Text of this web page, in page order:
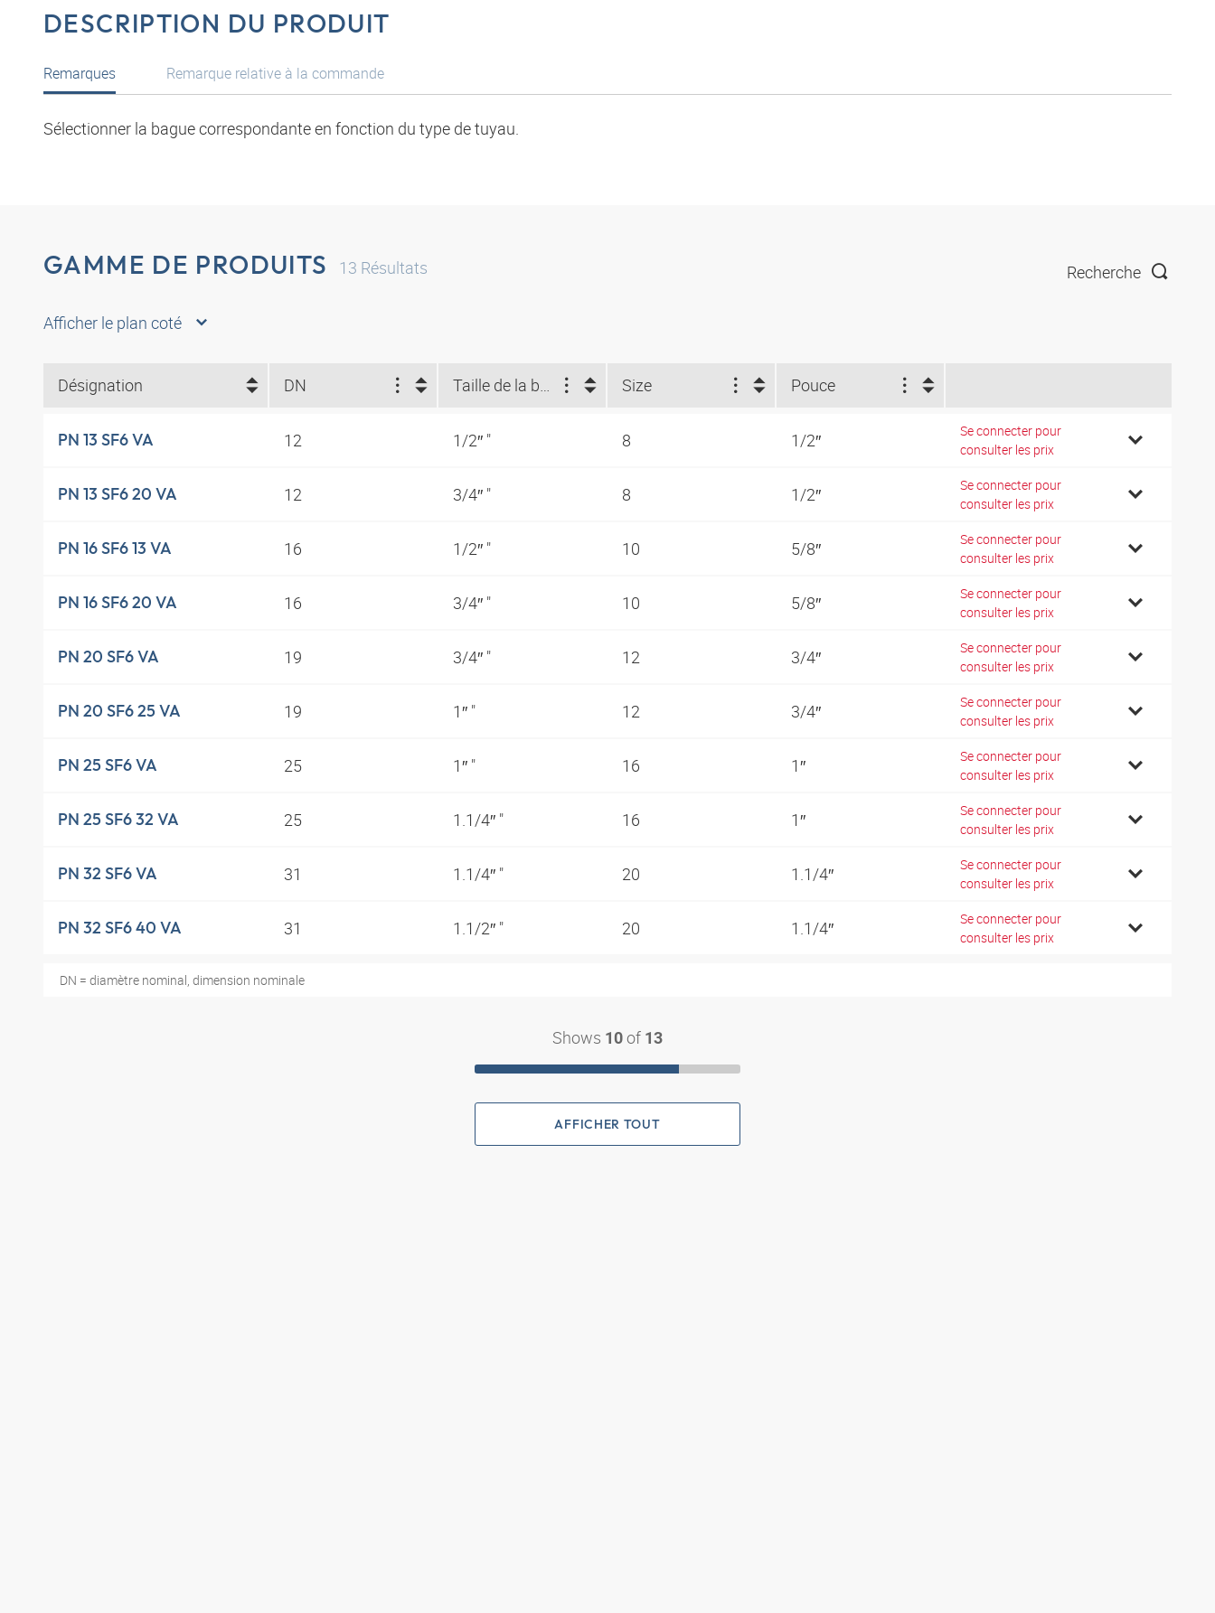
DESCRIPTION DU PRODUIT
Remarques
Sélectionner la bague correspondante en fonction du type de tuyau.
Remarque relative à la commande
GAMME DE PRODUITS 13 Résultats Recherche
Afficher le plan coté
Désignation DN Taille de la bride (") Size Pouce
PN 13 SF6 VA 12 1/2″ " 8 1/2″
Se connecter pour
consulter les prix
PN 13 SF6 20 VA 12 3/4″ " 8 1/2″
Se connecter pour
consulter les prix
PN 16 SF6 13 VA 16 1/2″ " 10 5/8″
Se connecter pour
consulter les prix
PN 16 SF6 20 VA 16 3/4″ " 10 5/8″
Se connecter pour
consulter les prix
PN 20 SF6 VA 19 3/4″ " 12 3/4″
Se connecter pour
consulter les prix
PN 20 SF6 25 VA 19 1″ " 12 3/4″
Se connecter pour
consulter les prix
PN 25 SF6 VA 25 1″ " 16 1″
Se connecter pour
consulter les prix
PN 25 SF6 32 VA 25 1.1/4″ " 16 1″
Se connecter pour
consulter les prix
PN 32 SF6 VA 31 1.1/4″ " 20 1.1/4″
Se connecter pour
consulter les prix
PN 32 SF6 40 VA 31 1.1/2″ " 20 1.1/4″
Se connecter pour
consulter les prix
DN = diamètre nominal, dimension nominale
Shows 10 of 13
AFFICHER TOUT